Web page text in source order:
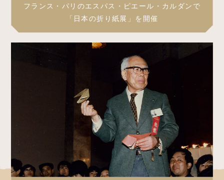
フランス・パリのエスパス・ピエール・カルダンで
「日本の折り紙展」を開催